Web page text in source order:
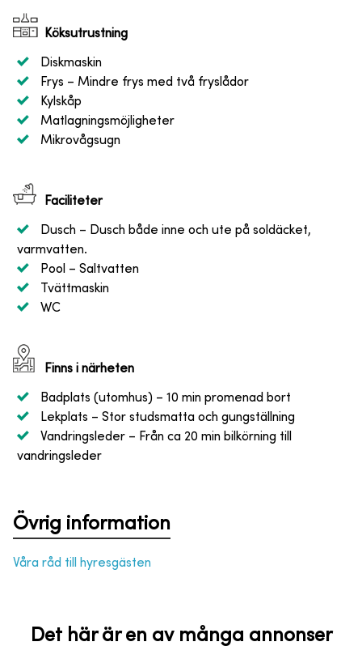
Köksutrustning
Diskmaskin
Frys – Mindre frys med två fryslådor
Kylskåp
Matlagningsmöjligheter
Mikrovågsugn
Faciliteter
Dusch – Dusch både inne och ute på soldäcket,
varmvatten.
Pool – Saltvatten
Tvättmaskin
WC
Finns i närheten
Badplats (utomhus) – 10 min promenad bort
Lekplats – Stor studsmatta och gungställning
Vandringsleder – Från ca 20 min bilkörning till
vandringsleder
Övrig information
Våra råd till hyresgästen
Det här är en av många annonser